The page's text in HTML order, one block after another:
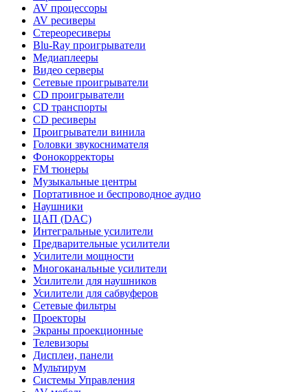
AV процессоры
AV ресиверы
Стереоресиверы
Blu-Ray проигрыватели
Медиаплееры
Видео серверы
Сетевые проигрыватели
CD проигрыватели
CD транспорты
CD ресиверы
Проигрыватели винила
Головки звукоснимателя
Фонокорректоры
FM тюнеры
Музыкальные центры
Портативное и беспроводное аудио
Наушники
ЦАП (DAC)
Интегральные усилители
Предварительные усилители
Усилители мощности
Многоканальные усилители
Усилители для наушников
Усилители для сабвуферов
Сетевые фильтры
Проекторы
Экраны проекционные
Телевизоры
Дисплеи, панели
Мультирум
Системы Управления